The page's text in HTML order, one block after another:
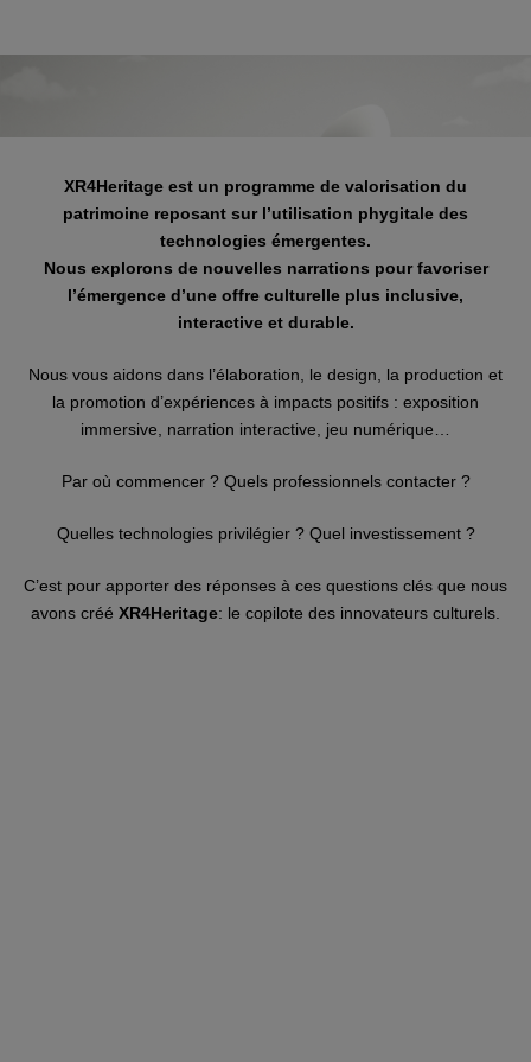
XR4Heritage est un programme de valorisation du
patrimoine reposant sur l’utilisation phygitale des
technologies émergentes.
Nous explorons de nouvelles narrations pour favoriser
l’émergence d’une offre culturelle plus inclusive,
interactive et durable.
Nous vous aidons dans l’élaboration, le design, la production et
la promotion d’expériences à impacts positifs : exposition
immersive, narration interactive, jeu numérique…
Par où commencer ? Quels professionnels contacter ?
Quelles technologies privilégier ? Quel investissement ?
C’est pour apporter des réponses à ces questions clés que nous
avons créé XR4Heritage: le copilote des innovateurs culturels.